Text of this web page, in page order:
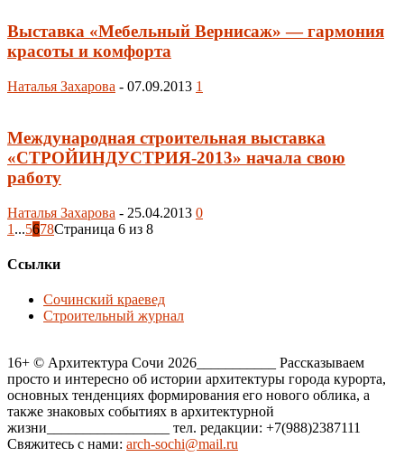
Выставка «Мебельный Вернисаж» — гармония
красоты и комфорта
Наталья Захарова - 07.09.2013 1
Международная строительная выставка
«СТРОЙИНДУСТРИЯ-2013» начала свою
работу
Наталья Захарова - 25.04.2013 0
1 ...5678Страница 6 из 8
Ссылки
Сочинский краевед
Строительный журнал
16+ © Архитектура Сочи 2026___________ Рассказываем
просто и интересно об истории архитектуры города курорта,
основных тенденциях формирования его нового облика, а
также знаковых событиях в архитектурной
жизни_________________ тел. редакции: +7(988)2387111
Свяжитесь с нами: arch-sochi@mail.ru